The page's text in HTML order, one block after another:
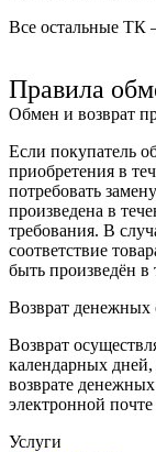
Все остальные ТК
Правила
Обмен и возврат
Если покупатель
приобретения в
потребовать
произведена в
требования. В
соответствие
быть произведён в
Возврат денежных
Возврат
календарных
возврате
электронной
Услуги